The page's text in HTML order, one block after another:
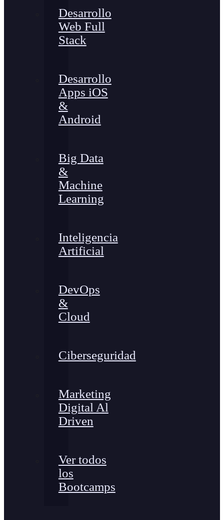
Desarrollo
Web Full
Stack
Desarrollo
Apps iOS
&
Android
Big Data
&
Machine
Learning
Inteligencia
Artificial
DevOps
&
Cloud
Ciberseguridad
Marketing
Digital Al
Driven
Ver todos
los
Bootcamps